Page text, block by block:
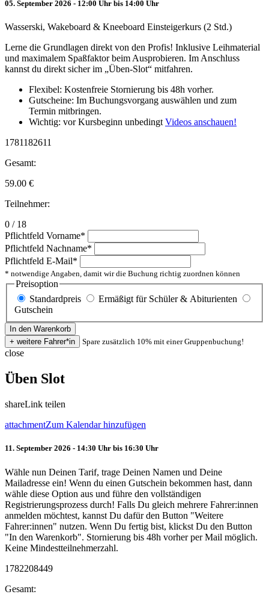
05. September 2026 - 12:00 Uhr bis 14:00 Uhr
Wasserski, Wakeboard & Kneeboard Einsteigerkurs (2 Std.)
Lerne die Grundlagen direkt von den Profis! Inklusive Leihmaterial
und maximalem Spaßfaktor beim Ausprobieren. Im Anschluss
kannst du direkt sicher im „Üben-Slot“ mitfahren.
Flexibel: Kostenfreie Stornierung bis 48h vorher.
Gutscheine: Im Buchungsvorgang auswählen und zum
Termin mitbringen.
Wichtig: vor Kursbeginn unbedingt Videos anschauen!
1781182611
Gesamt:
59.00 €
Teilnehmer:
0 / 18
Pflichtfeld Vorname*
Pflichtfeld Nachname*
Pflichtfeld E-Mail*
* notwendige Angaben, damit wir die Buchung richtig zuordnen können
Preisoption
Standardpreis
Ermäßigt für Schüler & Abiturienten
Gutschein
Spare zusätzlich 10% mit einer Gruppenbuchung!
close
Üben Slot
shareLink teilen
attachmentZum Kalendar hinzufügen
11. September 2026 - 14:30 Uhr bis 16:30 Uhr
Wähle nun Deinen Tarif, trage Deinen Namen und Deine
Mailadresse ein! Wenn du einen Gutschein bekommen hast, dann
wähle diese Option aus und führe den vollständigen
Registrierungsprozess durch! Falls Du gleich mehrere Fahrer:innen
anmelden möchtest, kannst Du dafür den Button "Weitere
Fahrer:innen" nutzen. Wenn Du fertig bist, klickst Du den Button
"In den Warenkorb". Stornierung bis 48h vorher per Mail möglich.
Keine Mindestteilnehmerzahl.
1782208449
Gesamt: